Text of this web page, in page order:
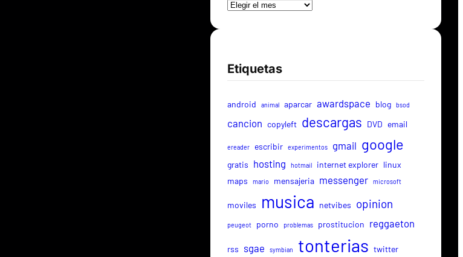
Etiquetas
android animal aparcar awardspace blog bsod
cancion copyleft descargas DVD email
ereader escribir experimentos gmail google
gratis hosting hotmail internet explorer linux
maps
mario mensajeria messenger microsoft
moviles musica netvibes opinion
peugeot porno problemas prostitucion reggaeton
rss sgae symbian tonterias twitter